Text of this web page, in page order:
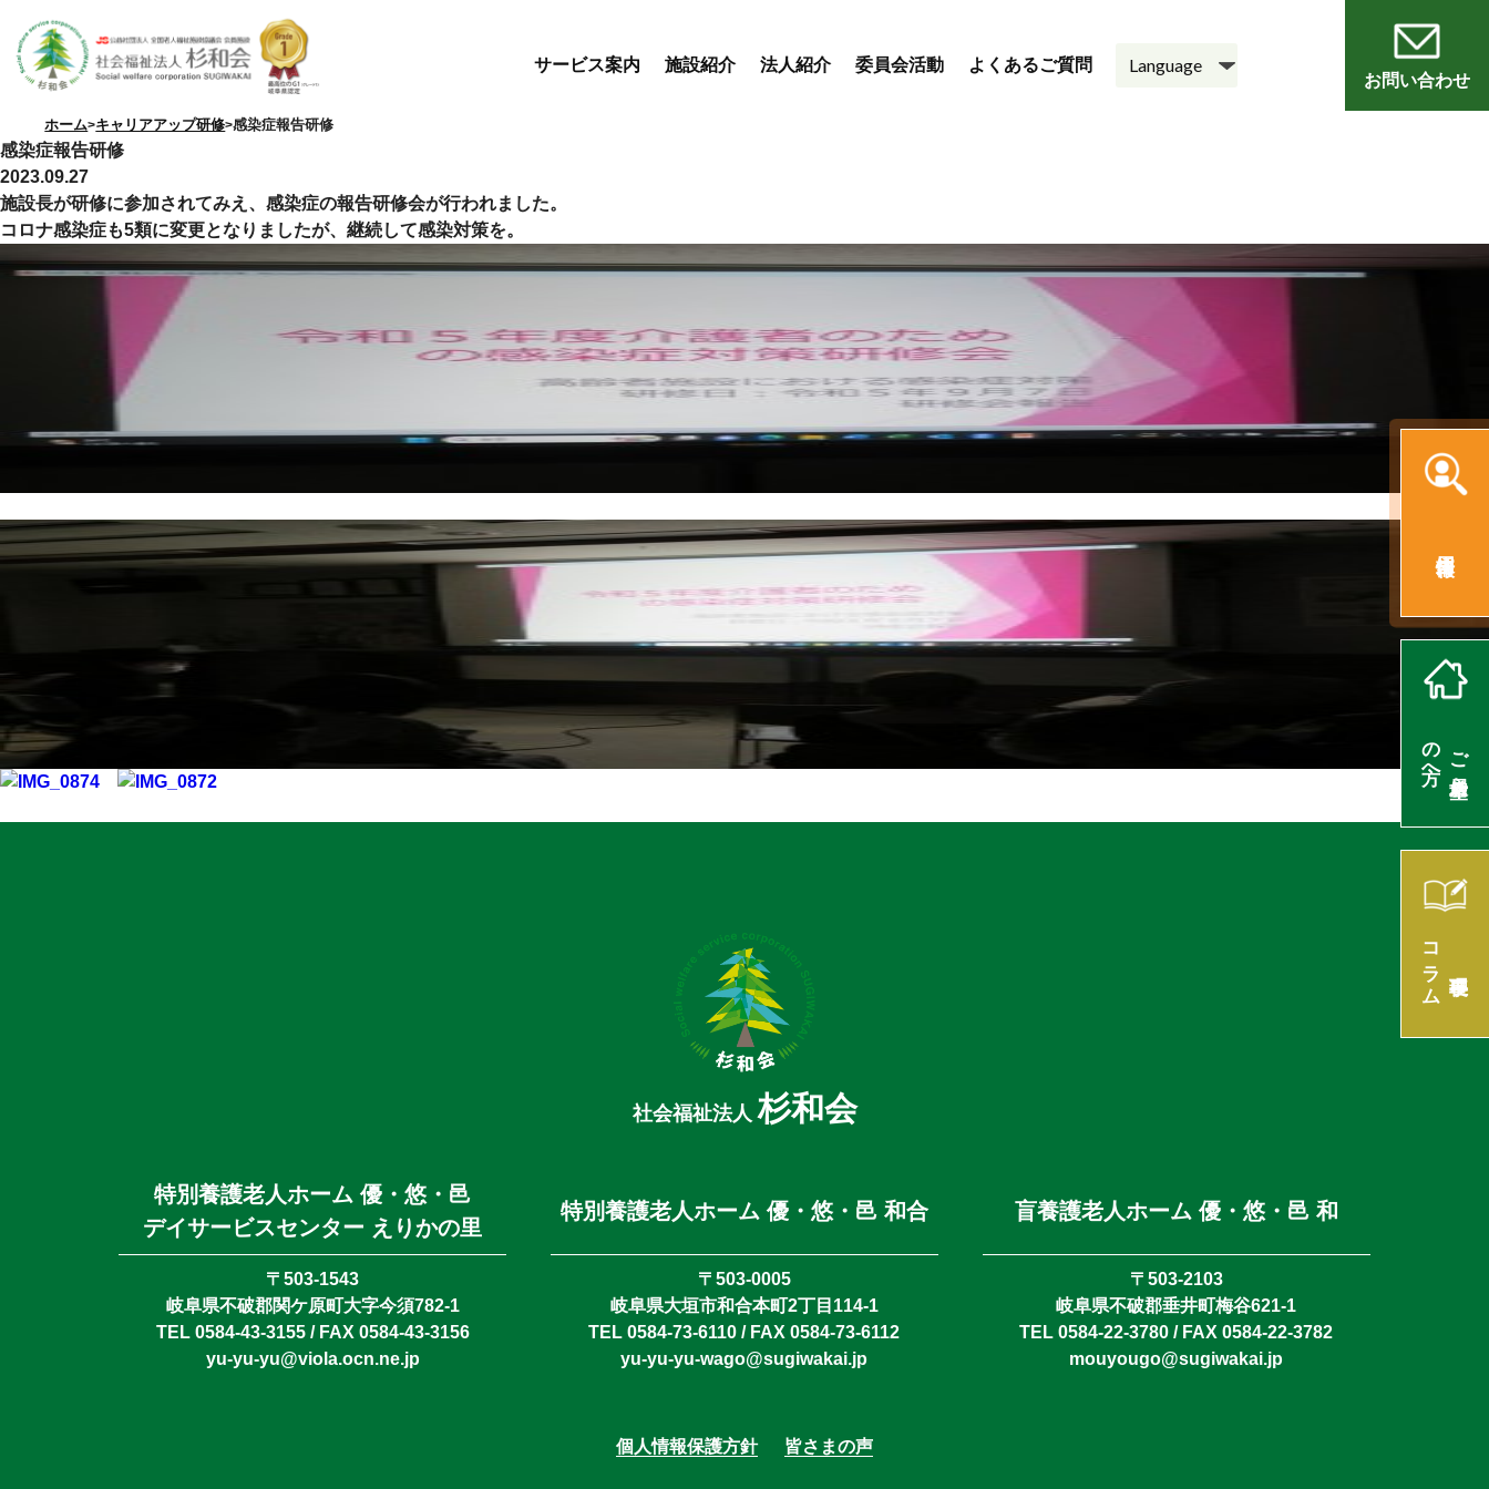
サービス案内 施設紹介
特別養護老人ホーム デイサービスセンター 特別養護老人ホーム 盲養護老人ホーム
優・悠・邑 和
法人紹介 委員会活動
優・悠・邑 和 専門委員会
よくあるご質問
お問い合わせ
ご入居希望
の方へ
コラム
ホーム キャリアアップ研修 感染症報告研修
感染症報告研修
2023.09.27
施設長が研修に参加されてみえ、感染症の報告研修会が行われました。
コロナ感染症も5類に変更となりましたが、継続して感染対策を。
社会福祉法人杉和会
特別養護老人ホーム 優・悠・邑
デイサービスセンター えりかの里
〒503-1543
岐阜県不破郡関ケ原町大字今須782-1
TEL 0584-43-3155 / FAX 0584-43-3156
yu-yu-yu@viola.ocn.ne.jp
特別養護老人ホーム 優・悠・邑 和合
〒503-0005
岐阜県大垣市和合本町2丁目114-1
TEL 0584-73-6110 / FAX 0584-73-6112
yu-yu-yu-wago@sugiwakai.jp
盲養護老人ホーム 優・悠・邑 和
〒503-2103
岐阜県不破郡垂井町梅谷621-1
TEL 0584-22-3780 / FAX 0584-22-3782
mouyougo@sugiwakai.jp
個人情報保護方針 皆さまの声